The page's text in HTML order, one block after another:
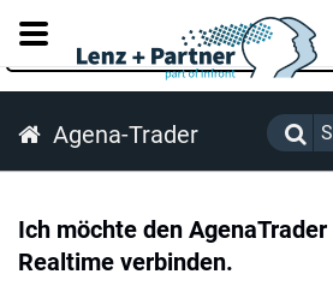
Agena-Trader
Ich möchte den
Realtime verbinden.